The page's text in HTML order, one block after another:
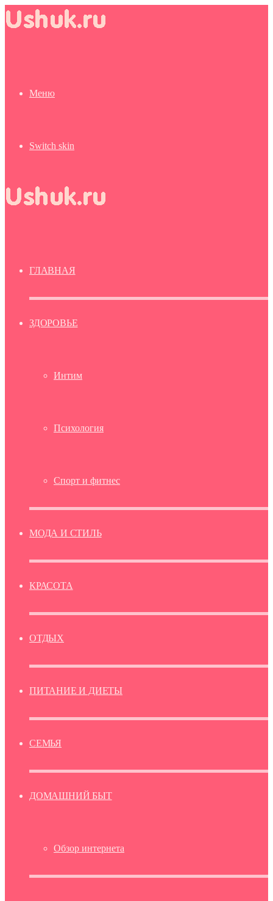
Меню
Switch skin
ГЛАВНАЯ
ЗДОРОВЬЕ
Интим
Психология
Спорт и фитнес
МОДА И СТИЛЬ
КРАСОТА
ОТДЫХ
ПИТАНИЕ И ДИЕТЫ
СЕМЬЯ
ДОМАШНИЙ БЫТ
Обзор интернета